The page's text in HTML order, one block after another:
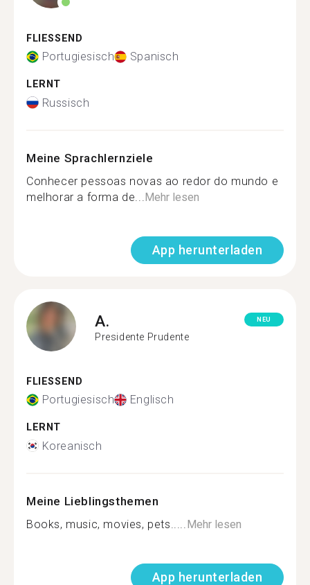
FLIESSEND
Portugiesisch Spanisch
LERNT
Russisch
Meine Sprachlernziele
Conhecer pessoas novas ao redor do mundo e
melhorar a forma de... Mehr lesen
App herunterladen
A.
Presidente Prudente
NEU
FLIESSEND
Portugiesisch Englisch
LERNT
Koreanisch
Meine Lieblingsthemen
Books, music, movies, pets..... Mehr lesen
App herunterladen